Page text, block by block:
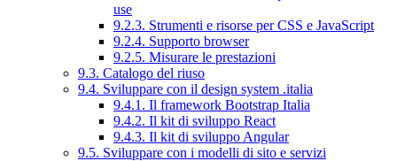
use
9.2.3. Strumenti e risorse per CSS e JavaScript
9.2.4. Supporto browser
9.2.5. Misurare le prestazioni
9.3. Catalogo del riuso
9.4. Sviluppare con il design system .italia
9.4.1. Il framework Bootstrap Italia
9.4.2. Il kit di sviluppo React
9.4.3. Il kit di sviluppo Angular
9.5. Sviluppare con i modelli di sito e servizi